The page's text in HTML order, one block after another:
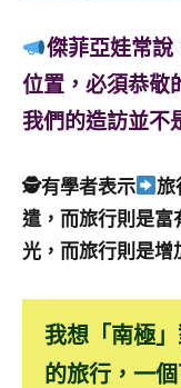
落
客
及
雜
誌
專
觀
傑菲亞娃常說
位置，必須恭敬
我們的造訪並不
🕵有學者表示
旅
遣，而旅行則是富
光，而旅行則是增
我想「南極
的旅行，一